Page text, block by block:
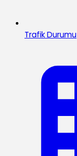
Trafik Durumu